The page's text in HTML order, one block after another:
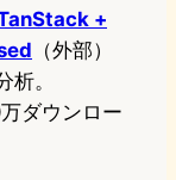
+
（外部）
。
ダウンロー